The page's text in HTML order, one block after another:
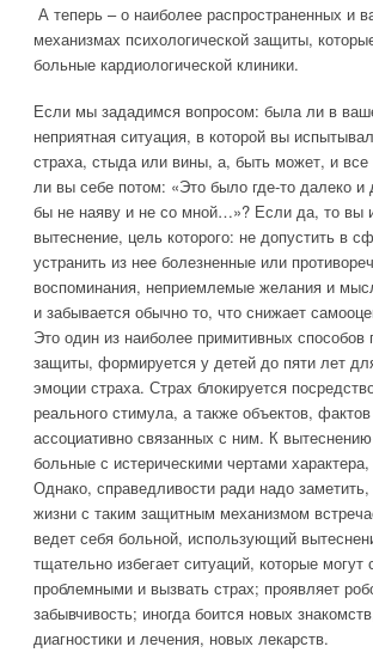
А теперь – о наиболее распространенных и
механизмах психологической защиты,
больные кардиологической клиники.
Если мы зададимся вопросом: была ли в
неприятная ситуация, в которой вы
страха, стыда или вины, а, быть может, и все
ли вы себе потом: «Это было где-то далеко и
бы не наяву и не со мной…»? Если да, то вы
вытеснение, цель которого: не допустить в
устранить из нее болезненные или
воспоминания, неприемлемые желания и
и забывается обычно то, что снижает
Это один из наиболее примитивных способов
защиты, формируется у детей до пяти лет
эмоции страха. Страх блокируется
реального стимула, а также объектов,
ассоциативно связанных с ним. К
больные с истерическими чертами
Однако, справедливости ради надо
жизни с таким защитным механизмом
ведет себя больной, использующий
тщательно избегает ситуаций, которые могут
проблемными и вызвать страх; проявляет
забывчивость; иногда боится новых
диагностики и лечения, новых лекарств.